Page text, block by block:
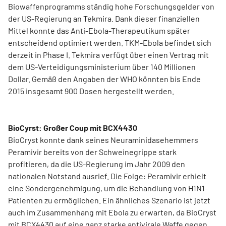
Biowaffenprogramms ständig hohe Forschungsgelder von
der US-Regierung an Tekmira. Dank dieser finanziellen
Mittel konnte das Anti-Ebola-Therapeutikum später
entscheidend optimiert werden. TKM-Ebola befindet sich
derzeit in Phase I. Tekmira verfügt über einen Vertrag mit
dem US-Verteidigungsministerium über 140 Millionen
Dollar. Gemäß den Angaben der WHO könnten bis Ende
2015 insgesamt 900 Dosen hergestellt werden.
BioCyrst: Großer Coup mit BCX4430
BioCryst konnte dank seines Neuraminidasehemmers
Peramivir bereits von der Schweinegrippe stark
profitieren, da die US-Regierung im Jahr 2009 den
nationalen Notstand ausrief. Die Folge: Peramivir erhielt
eine Sondergenehmigung, um die Behandlung von H1N1-
Patienten zu ermöglichen. Ein ähnliches Szenario ist jetzt
auch im Zusammenhang mit Ebola zu erwarten, da BioCryst
mit BCX4430 auf eine ganz starke antivirale Waffe gegen